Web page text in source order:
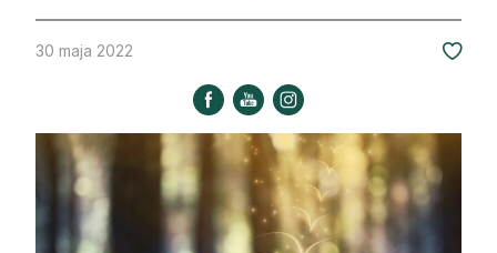
Kultura i historia
Strefa eksperta
Auto do lasu
Dla drwala
30 maja 2022